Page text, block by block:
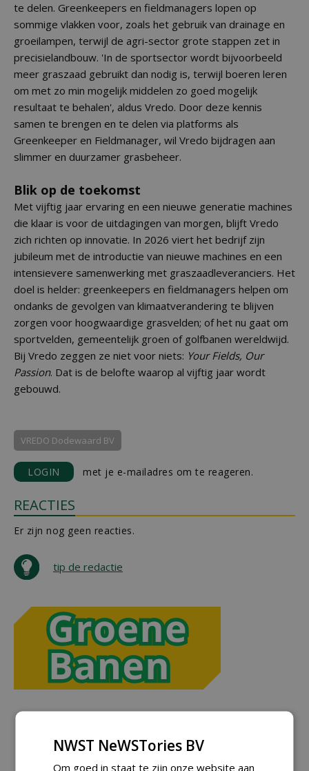
te delen. Greenkeepers en fieldmanagers lopen op
sommige vlakken voor, zoals het gebruik van drainage en
groeilampen, terwijl de agri-sector grote stappen zet in
precisielandbouw. 'In de sportsector wordt bijvoorbeeld
meer graszaad gebruikt dan nodig is, terwijl boeren leren
om met zo min mogelijk middelen zo goed mogelijk
resultaat te behalen', aldus Vredo. Door deze kennis
samen te brengen en te delen via platforms als
Greenkeeper en Fieldmanager, wil Vredo bijdragen aan
slimmer en duurzamer grasbeheer.
Blik op de toekomst
Met vijftig jaar ervaring en een nieuwe generatie machines
die klaar is voor de uitdagingen van morgen, blijft Vredo
zich richten op innovatie. In 2026 viert het bedrijf zijn
jubileum met de introductie van nieuwe machines en een
intensievere samenwerking met graszaadleveranciers. Het
doel is helder: greenkeepers en fieldmanagers helpen om
ondanks de gevolgen van klimaatverandering te blijven
zorgen voor hoogwaardige grasvelden; of het nu gaat om
sportvelden, gemeentelijk groen of golfbanen wereldwijd.
Bij Vredo zeggen ze niet voor niets: Your Fields, Our
Passion. Dat is de belofte waarop al vijftig jaar wordt
gebouwd.
VREDO Dodewaard BV
LOGIN met je e-mailadres om te reageren.
REACTIES
Er zijn nog geen reacties.
tip de redactie
NWST NeWSTories BV
Om goed in staat te zijn onze website aan